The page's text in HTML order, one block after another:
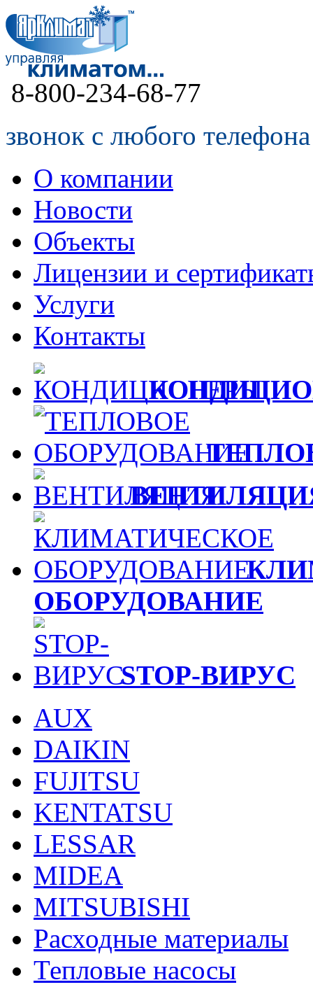
8-800-234-68-77
звонок с любого
О компании
Новости
Объекты
Лицензии и
Услуги
Контакты
ОБОРУДОВАНИЕ
STOP-ВИРУС
AUX
DAIKIN
FUJITSU
KENTATSU
LESSAR
MIDEA
MITSUBISHI
Расходные материалы
Тепловые насосы